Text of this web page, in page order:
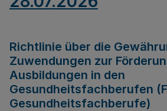
Richtlinie über die
Zuwendungen zur
Ausbildungen in den
Gesundheitsfachberufen
Gesundheitsfachberufe)